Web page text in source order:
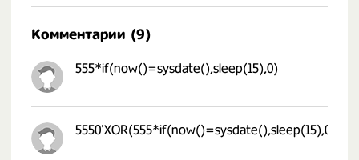
Комментарии (9)
555*if(now()=sysdate(),sleep(15),0)